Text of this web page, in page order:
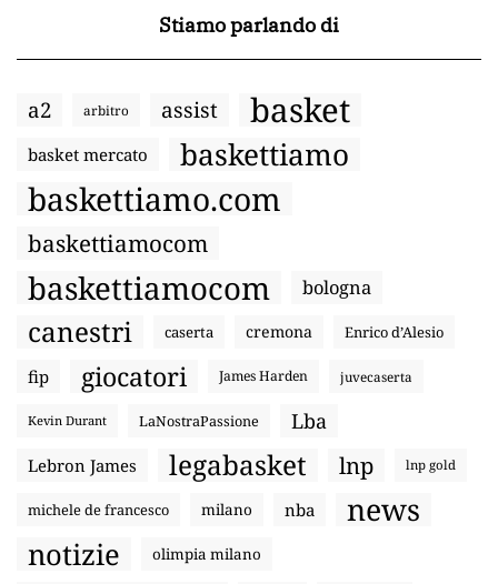
Stiamo parlando di
a2 arbitro assist basket
basket mercato baskettiamo
baskettiamo.com
baskettiamocom
baskettiamocom bologna
canestri caserta cremona Enrico d’Alesio
fip giocatori James Harden juvecaserta
Kevin Durant LaNostraPassione Lba
Lebron James legabasket lnp lnp gold
michele de francesco milano nba news
notizie olimpia milano